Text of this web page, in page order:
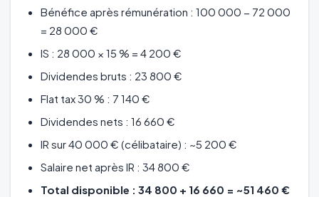
Bénéfice après rémunération : 100 000 − 72 000
= 28 000 €
IS : 28 000 × 15 % = 4 200 €
Dividendes bruts : 23 800 €
Flat tax 30 % : 7 140 €
Dividendes nets : 16 660 €
IR sur 40 000 € (célibataire) : ~5 200 €
Salaire net après IR : 34 800 €
Total disponible : 34 800 + 16 660 = ~51 460 €